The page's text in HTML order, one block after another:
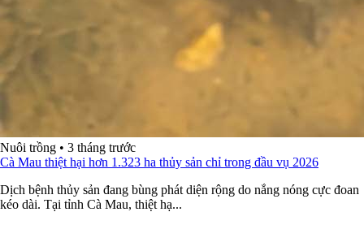
Nuôi trồng • 3 tháng trước
Cà Mau thiệt hại hơn 1.323 ha thủy sản chỉ trong đầu vụ 2026
Dịch bệnh thủy sản đang bùng phát diện rộng do nắng nóng cực đoan
kéo dài. Tại tỉnh Cà Mau, thiệt hạ...